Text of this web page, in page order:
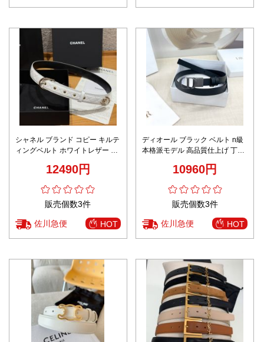
シャネル ブランド コピー キルテ
ィングベルト ホワイトレザー ゴ
12490円
販売個数3件
佐川急便 HOT
ディオール ブラック ベルト n級
本格派モデル 高品質仕上げ 丁寧
10960円
販売個数3件
佐川急便 HOT